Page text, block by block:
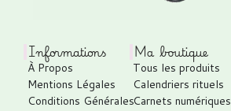
Informations
À Propos
Mentions Légales
Conditions Générales
Ma boutique
Tous les produits
Calendriers rituels
Carnets numériques